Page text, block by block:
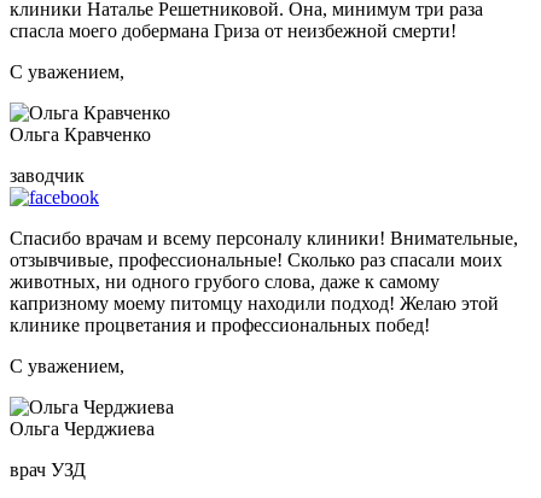
клиники Наталье Решетниковой. Она, минимум три раза
спасла моего добермана Гриза от неизбежной смерти!
C уважением,
Ольга Кравченко
заводчик
Спасибо врачам и всему персоналу клиники! Внимательные,
отзывчивые, профессиональные! Сколько раз спасали моих
животных, ни одного грубого слова, даже к самому
капризному моему питомцу находили подход! Желаю этой
клинике процветания и профессиональных побед!
С уважением,
Ольга Черджиева
врач УЗД